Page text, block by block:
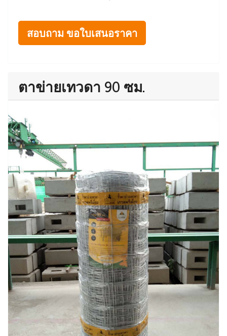
สอบถาม ขอใบเสนอราคา
ตาข่ายเทวดา 90 ซม.